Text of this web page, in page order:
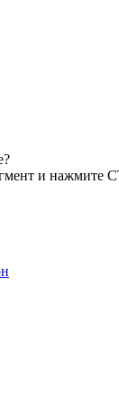
и нажмите